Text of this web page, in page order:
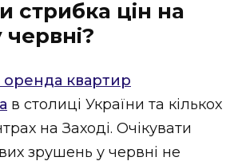
стрибка цін на
квартир
в столиці України та кількох
на Заході. Очікувати
зрушень у червні не